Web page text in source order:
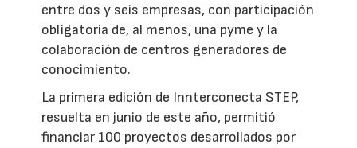
entre dos y seis empresas, con participación
obligatoria de, al menos, una pyme y la
colaboración de centros generadores de
conocimiento.
La primera edición de Innterconecta STEP,
resuelta en junio de este año, permitió
financiar 100 proyectos desarrollados por